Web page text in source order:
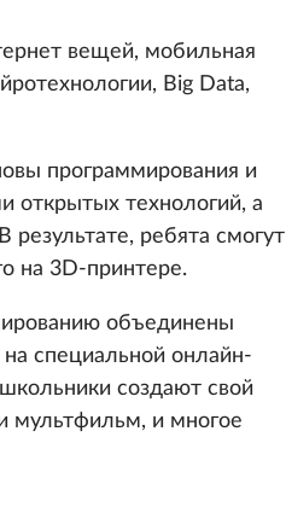
вещей, мобильная
Big Data,
программирования и
открытых технологий, а
результате, ребята смогут
на 3D-принтере.
объединены
специальной онлайн-
создают свой
мультфильм, и многое